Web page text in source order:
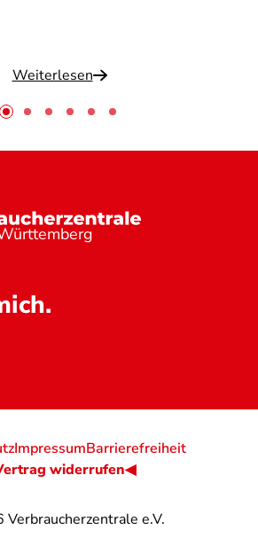
Weiterlesen
Verbraucherzentrale e.V.
ImpressumBarrierefreiheit
widerrufen◀